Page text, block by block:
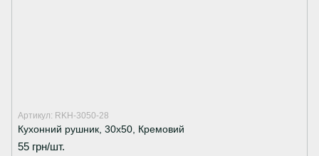
Артикул: RKH-3050-28
Кухонний рушник, 30х50, Кремовий
55 грн/шт.